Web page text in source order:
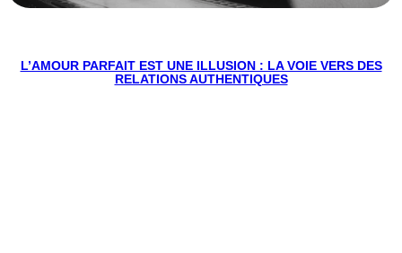
L’AMOUR PARFAIT EST UNE ILLUSION : LA VOIE VERS DES
RELATIONS AUTHENTIQUES